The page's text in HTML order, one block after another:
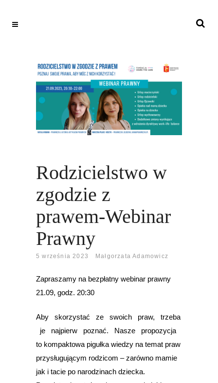
Rodzicielstwo w
zgodzie z
prawem-Webinar
Prawny
5 września 2023 Małgorzata Adamowicz
Zapraszamy na bezpłatny webinar prawny
21.09, godz. 20:30
Aby skorzystać ze swoich praw, trzeba
je najpierw poznać. Nasze propozycja
to kompaktowa pigułka wiedzy na temat praw
przysługującym rodzicom – zarówno mamie
jak i tacie po narodzinach dziecka.